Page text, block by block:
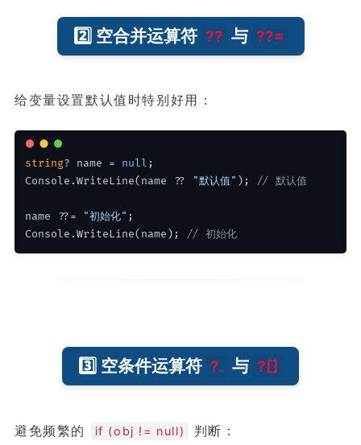
2️⃣ 空合并运算符 ?? 与 ??=
给变量设置默认值时特别好用：
string? name = null ;
Console.WriteLine(name ??
"默认值" ); // 默认值
name ??= "初始化" ;
Console.WriteLine(name);
// 初始化
3️⃣ 空条件运算符 ?. 与 ?[]
避免频繁的 if (obj != null) 判断：